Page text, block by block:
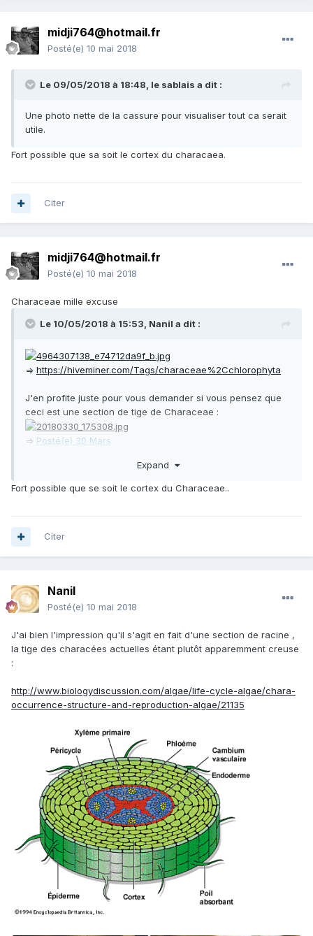
midji764@hotmail.fr
Posté(e) 10 mai 2018
Le 09/05/2018 à 18:48, le sablais a dit :
Une photo nette de la cassure pour visualiser tout ca serait
utile.
Fort possible que sa soit le cortex du characaea.
Citer
midji764@hotmail.fr
Posté(e) 10 mai 2018
Characeae mille excuse
Le 10/05/2018 à 15:53, Nanil a dit :
=> https://hiveminer.com/Tags/characeae%2Cchlorophyta
J'en profite juste pour vous demander si vous pensez que
ceci est une section de tige de Characeae :
=> Posté(e) 30 Mars
Alveolina oblonga
probablement...
of-geology/chapter49.html
Expand
Fort possible que se soit le cortex du Characeae..
Citer
Nanil
Posté(e) 10 mai 2018
J'ai bien l'impression qu'il s'agit en fait d'une section de racine ,
la tige des characées actuelles étant plutôt apparemment creuse
:
http://www.biologydiscussion.com/algae/life-cycle-algae/chara-
occurrence-structure-and-reproduction-algae/21135